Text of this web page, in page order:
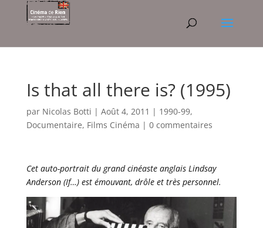
Is that all there is? (1995)
par Nicolas Botti | Août 4, 2011 | 1990-99,
Documentaire, Films Cinéma | 0 commentaires
Cet auto-portrait du grand cinéaste anglais Lindsay
Anderson (If…) est émouvant, drôle et très personnel.